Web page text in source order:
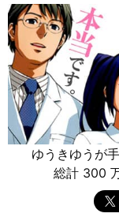
ゆうきゆうが
総計 300